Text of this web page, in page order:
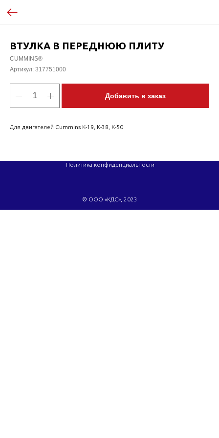
ВТУЛКА В ПЕРЕДНЮЮ ПЛИТУ
CUMMINS®
Артикул: 317751000
Добавить в заказ
Для двигателей Cummins K-19, K-38, K-50
® ООО «КДС», 2023
Политика конфиденциальности